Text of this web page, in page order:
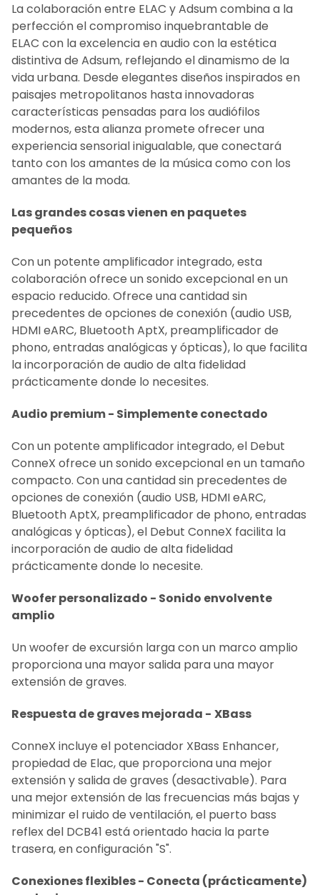
SELECCIONAR
TODO
AÑADIR LO
SELECCIONADO
AL CARRITO
La colaboración entre ELAC y Adsum combina a la
perfección el compromiso inquebrantable de
ELAC con la excelencia en audio con la estética
distintiva de Adsum, reflejando el dinamismo de la
vida urbana. Desde elegantes diseños inspirados en
paisajes metropolitanos hasta innovadoras
características pensadas para los audiófilos
modernos, esta alianza promete ofrecer una
experiencia sensorial inigualable, que conectará
tanto con los amantes de la música como con los
amantes de la moda.
Las grandes cosas vienen en paquetes
pequeños
Con un potente amplificador integrado, esta
colaboración ofrece un sonido excepcional en un
espacio reducido. Ofrece una cantidad sin
precedentes de opciones de conexión (audio USB,
HDMI eARC, Bluetooth AptX, preamplificador de
phono, entradas analógicas y ópticas), lo que facilita
la incorporación de audio de alta fidelidad
prácticamente donde lo necesites.
Audio premium - Simplemente conectado
Con un potente amplificador integrado, el Debut
ConneX ofrece un sonido excepcional en un tamaño
compacto. Con una cantidad sin precedentes de
opciones de conexión (audio USB, HDMI eARC,
Bluetooth AptX, preamplificador de phono, entradas
analógicas y ópticas), el Debut ConneX facilita la
incorporación de audio de alta fidelidad
prácticamente donde lo necesite.
Woofer personalizado - Sonido envolvente
amplio
Un woofer de excursión larga con un marco amplio
proporciona una mayor salida para una mayor
extensión de graves.
Respuesta de graves mejorada - XBass
ConneX incluye el potenciador XBass Enhancer,
propiedad de Elac, que proporciona una mejor
extensión y salida de graves (desactivable). Para
una mejor extensión de las frecuencias más bajas y
minimizar el ruido de ventilación, el puerto bass
reflex del DCB41 está orientado hacia la parte
trasera, en configuración "S".
Conexiones flexibles - Conecta (prácticamente)